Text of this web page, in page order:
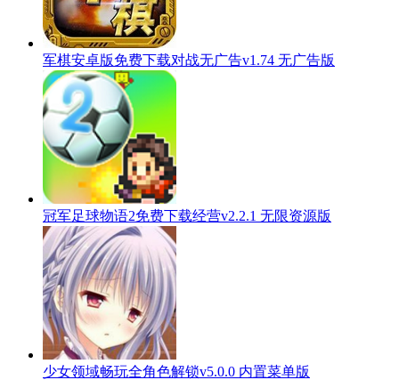
军棋安卓版免费下载对战无广告v1.74 无广告版
冠军足球物语2免费下载经营v2.2.1 无限资源版
少女领域畅玩全角色解锁v5.0.0 内置菜单版